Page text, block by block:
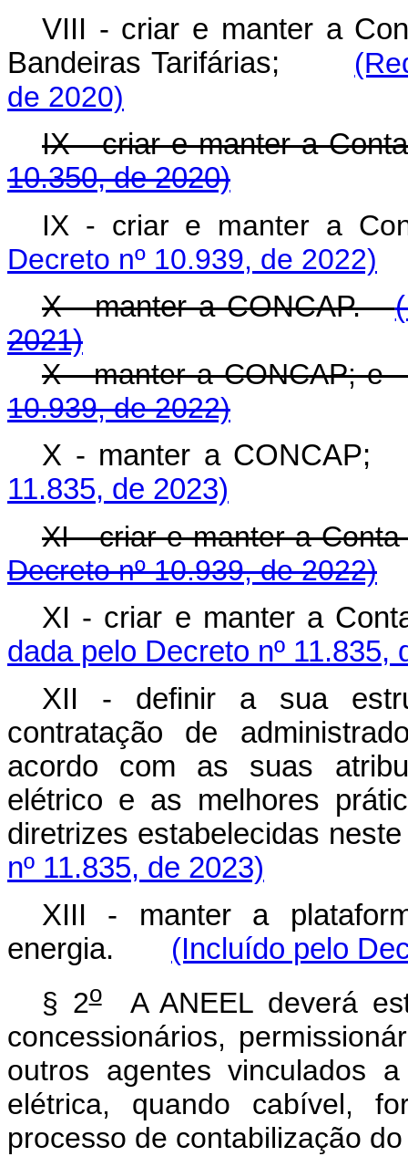
VIII - criar e manter a
Bandeiras Tarifárias;
de 2020)
IX - criar e manter a
10.350, de 2020)
IX - criar e manter a
Decreto nº 10.939, de 2022)
X - manter a CONCAP.
2021)
X - manter a
10.939, de 2022)
X - manter a
11.835, de 2023)
XI - criar e manter a
Decreto nº 10.939, de 2022)
XI - criar e manter a
dada pelo Decreto nº 11.835,
XII - definir a sua
contratação de
acordo com as suas
elétrico e as melhores
diretrizes estabelecidas
nº 11.835, de 2023)
XIII - manter a
energia. (Incluído pelo
§ 2oA ANEEL deverá
concessionários,
outros agentes vinculados
elétrica, quando cabível,
processo de contabilização